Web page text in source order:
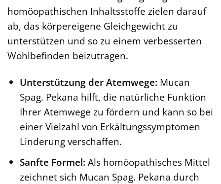
homöopathischen Inhaltsstoffe zielen darauf
ab, das körpereigene Gleichgewicht zu
unterstützen und so zu einem verbesserten
Wohlbefinden beizutragen.
Unterstützung der Atemwege: Mucan
Spag. Pekana hilft, die natürliche Funktion
Ihrer Atemwege zu fördern und kann so bei
einer Vielzahl von Erkältungssymptomen
Linderung verschaffen.
Sanfte Formel: Als homöopathisches Mittel
zeichnet sich Mucan Spag. Pekana durch